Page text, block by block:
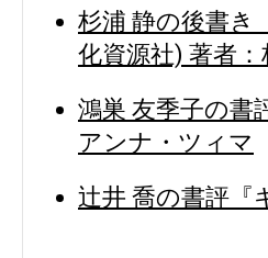
杉浦 静の後書き
化資源社) 著者：
鴻巣 友季子の書
アンナ・ツィマ
辻井 喬の書評『